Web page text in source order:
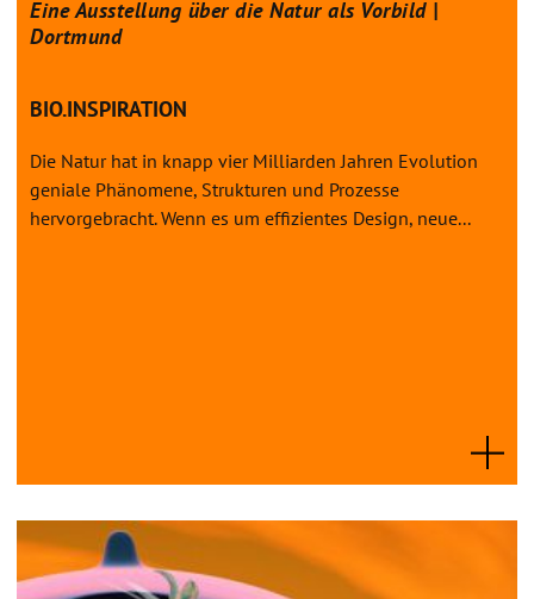
Eine Ausstellung über die Natur als Vorbild |
Dortmund
BIO.INSPIRATION
Die Natur hat in knapp vier Milliarden Jahren Evolution
geniale Phänomene, Strukturen und Prozesse
hervorgebracht. Wenn es um effizientes Design, neue...